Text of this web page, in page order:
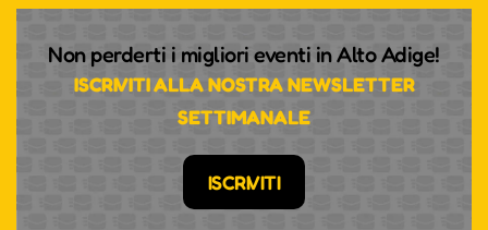
Non perderti i migliori eventi in Alto Adige!
ISCRIVITI ALLA NOSTRA NEWSLETTER
SETTIMANALE
ISCRIVITI